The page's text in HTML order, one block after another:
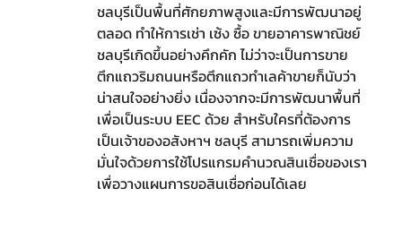
ชลบุรีเป็นพื้นที่ศักยภาพสูงและมีการพัฒนาอยู่
ตลอด ทำให้การเช่า เซ้ง ซื้อ ขายอาคารพาณิชย์
ชลบุรีเกิดขึ้นอย่างคึกคัก ไม่ว่าจะเป็นการขาย
ตึกแถวริมถนนหรือตึกแถวทำเลค้าขายก็นับว่า
น่าสนใจอย่างยิ่ง เนื่องจากจะมีการพัฒนาพื้นที่
เพื่อเป็นระบบ EEC ด้วย สำหรับใครที่ต้องการ
เป็นเจ้าของอสังหาฯ ชลบุรี สามารถเพิ่มความ
มั่นใจด้วยการใช้โปรแกรมคำนวณสินเชื่อของเรา
เพื่อวางแผนการขอสินเชื่อก่อนได้เลย